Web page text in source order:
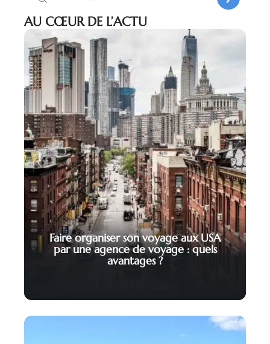
AU CŒUR DE L’ACTU
Faire organiser son voyage aux USA
par une agence de voyage : quels
avantages ?